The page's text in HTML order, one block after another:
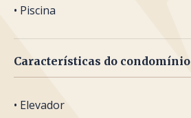
• Piscina
Características do condomínio
• Elevador